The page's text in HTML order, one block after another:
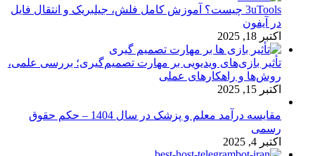
3uTools چیست؟ آموزش کامل فلش، جیلبریک و انتقال فایل
در آیفون
اکتبر 18, 2025
تأثیر بازی‌های ویدیویی بر مهارت تصمیم‌گیری؛ بررسی علمی،
روش‌ها و راهکارهای عملی
اکتبر 15, 2025
مقایسه درآمد معلم و پزشک در سال 1404 – حکم حقوق
رسمی
اکتبر 4, 2025